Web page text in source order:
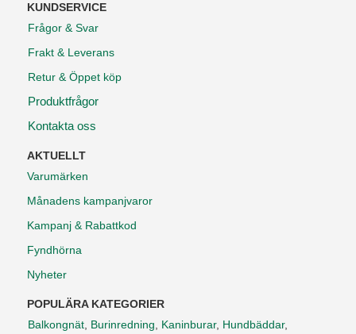
KUNDSERVICE
Frågor & Svar
Frakt & Leverans
Retur & Öppet köp
Produktfrågor
Kontakta oss
AKTUELLT
Varumärken
Månadens kampanjvaror
Kampanj & Rabattkod
Fyndhörna
Nyheter
POPULÄRA KATEGORIER
Balkongnät, Burinredning, Kaninburar, Hundbäddar,